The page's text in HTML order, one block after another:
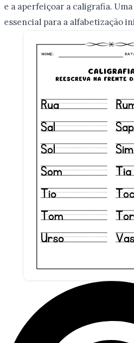
e a aperfeiçoar a caligrafia.
essencial para a alfabetização